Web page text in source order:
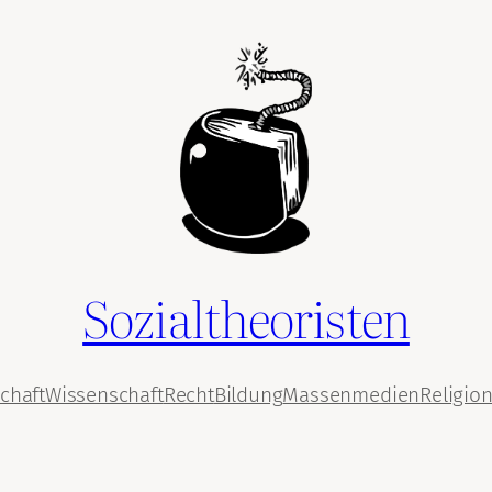
Sozialtheoristen
WissenschaftRechtBildungMassenmedienReligion